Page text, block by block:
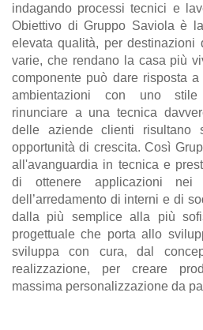
indagando processi tecnici e
Obiettivo di Gruppo Saviola è
elevata qualità, per destinazioni
varie, che rendano la casa più
componente può dare risposta
ambientazioni con uno stile
rinunciare a una tecnica
delle aziende clienti risultano
opportunità di crescita. Così
all'avanguardia in tecnica e
di ottenere applicazioni nei
dell’arredamento di interni e di
dalla più semplice alla più
progettuale che porta allo
sviluppa con cura, dal
realizzazione, per creare
massima personalizzazione da